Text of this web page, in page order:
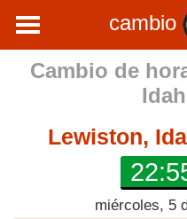
cambio
Cambio de
Lewiston,
miércoles, 5